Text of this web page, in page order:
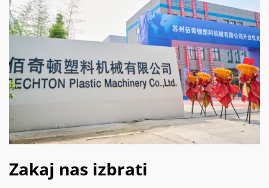
Zakaj nas izbrati